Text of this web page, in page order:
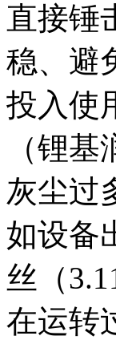
直接锤
稳、避
投入使
（锂
灰尘过
如设备
丝（
在运转